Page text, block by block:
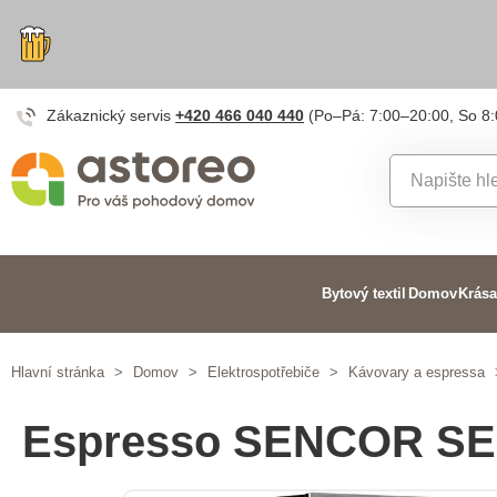
Zákaznický servis +420 466 040 440 (Po–Pá: 7:00–20:00, So
Bytový textil Domov
Hlavní stránka > Domov > Elektrospotřebiče > Kávovary a espressa
Espresso SENCOR